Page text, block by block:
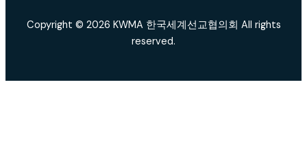
Copyright © 2026 KWMA 한국세계선교협의회 All rights
reserved.